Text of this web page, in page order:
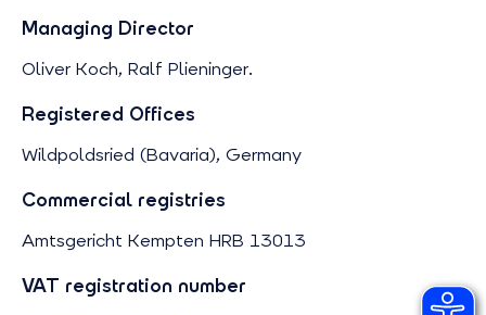
Managing Director
Oliver Koch, Ralf Plieninger.
Registered Offices
Wildpoldsried (Bavaria), Germany
Commercial registries
Amtsgericht Kempten HRB 13013
VAT registration number